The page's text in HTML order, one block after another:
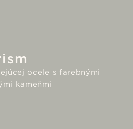
ocele s farebnými
kameňmi